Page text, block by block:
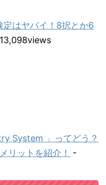
はヤバイ！8択とか6
System 」ってどう？
リットを紹介！
-